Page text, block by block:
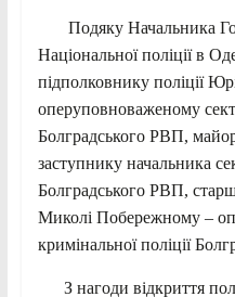
Подяку Начальника
Національної поліції в
підполковнику поліції
оперуповноваженому
Болградського РВП,
заступнику начальника
Болградського РВП,
Миколі Побережному –
кримінальної поліції
З нагоди відкриття